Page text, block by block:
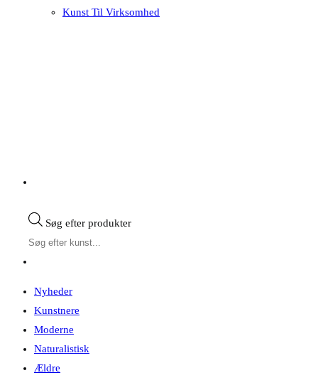
Kunst Til Virksomhed
Søg efter produkter
Nyheder
Kunstnere
Moderne
Naturalistisk
Ældre